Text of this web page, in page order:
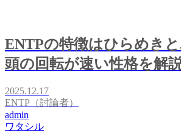
ENTPの特徴はひらめきと
頭の回転が速い性格を解説
2025.12.17
ENTP（討論者）
admin
ワタシル